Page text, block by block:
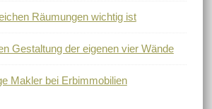
Räumungen wichtig ist
Gestaltung der eigenen vier Wände
Makler bei Erbimmobilien